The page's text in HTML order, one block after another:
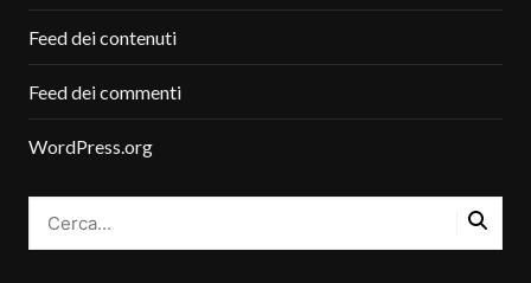
Feed dei contenuti
Feed dei commenti
WordPress.org